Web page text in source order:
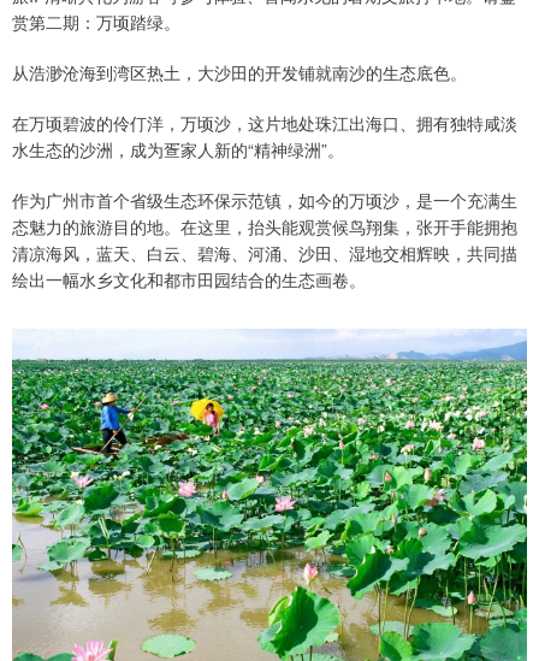
赏第二期：万顷踏绿。
从浩渺沧海到湾区热土，大沙田的开发铺就南沙的生态底色。
在万顷碧波的伶仃洋，万顷沙，这片地处珠江出海口、拥有独特咸淡
水生态的沙洲，成为疍家人新的“精神绿洲”。
作为广州市首个省级生态环保示范镇，如今的万顷沙，是一个充满生
态魅力的旅游目的地。在这里，抬头能观赏候鸟翔集，张开手能拥抱
清凉海风，蓝天、白云、碧海、河涌、沙田、湿地交相辉映，共同描
绘出一幅水乡文化和都市田园结合的生态画卷。